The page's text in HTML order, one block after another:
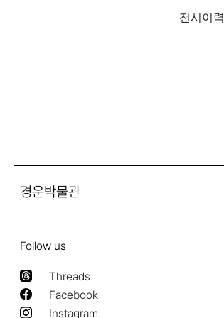
전시이력
경운박물관
Follow us
Threads
Facebook
Instagram